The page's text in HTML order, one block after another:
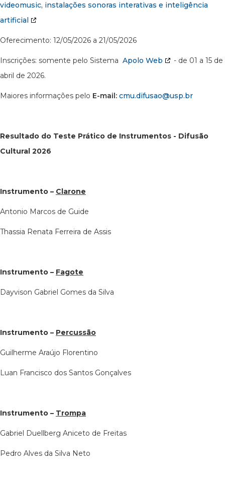
videomusic, instalações sonoras interativas e inteligência
artificial
Oferecimento: 12/05/2026 a 21/05/2026
Inscrições: somente pelo Sistema Apolo Web
- de 01 a 15 de
abril de 2026.
Maiores informações pelo E-mail: cmu.difusao@usp.br
Resultado do Teste Prático de Instrumentos - Difusão
Cultural 2026
Instrumento – Clarone
Antonio Marcos de Guide
Thassia Renata Ferreira de Assis
Instrumento – Fagote
Dayvison Gabriel Gomes da Silva
Instrumento – Percussão
Guilherme Araújo Florentino
Luan Francisco dos Santos Gonçalves
Instrumento – Trompa
Gabriel Duellberg Aniceto de Freitas
Pedro Alves da Silva Neto